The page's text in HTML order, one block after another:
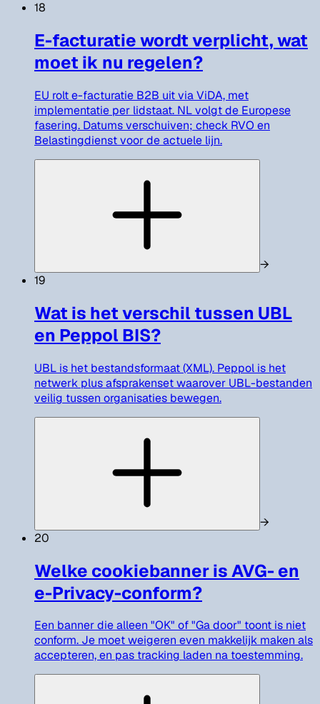
18
E-facturatie wordt verplicht, wat
moet ik nu regelen?
EU rolt e-facturatie B2B uit via ViDA, met
implementatie per lidstaat. NL volgt de Europese
fasering. Datums verschuiven; check RVO en
Belastingdienst voor de actuele lijn.
→
19
Wat is het verschil tussen UBL
en Peppol BIS?
UBL is het bestandsformaat (XML). Peppol is het
netwerk plus afsprakenset waarover UBL-bestanden
veilig tussen organisaties bewegen.
→
20
Welke cookiebanner is AVG- en
e-Privacy-conform?
Een banner die alleen "OK" of "Ga door" toont is niet
conform. Je moet weigeren even makkelijk maken als
accepteren, en pas tracking laden na toestemming.